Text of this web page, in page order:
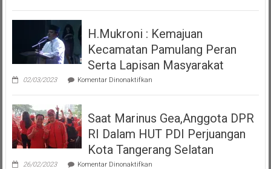
Peresmian
Alun
Kecamatan
Pamulang
Tangerang
Selatan
H.Mukroni : Kemajuan
Kecamatan Pamulang Peran
Serta Lapisan Masyarakat
02/03/2023 Komentar Dinonaktifkanpada
:
Kecamatan
Pamulang
Peran
Lapisan
Masyarakat
Saat Marinus Gea,Anggota DPR
RI Dalam HUT PDI Perjuangan
Kota Tangerang Selatan
26/02/2023 Komentar Dinonaktifkanpada